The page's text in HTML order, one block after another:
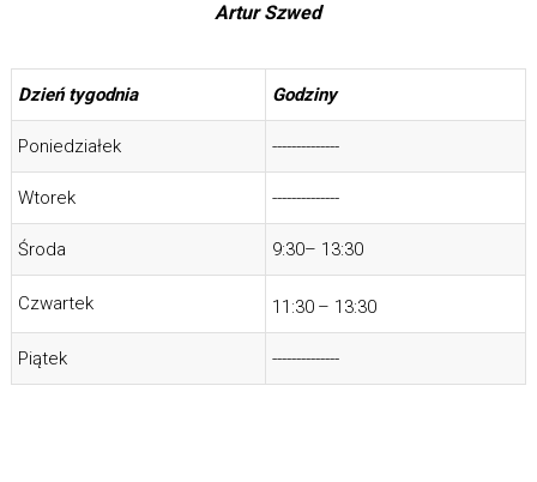
Artur Szwed
Dzień tygodnia Godziny
Poniedziałek --------------
Wtorek --------------
Środa 9:30– 13:30
Czwartek 11:30 – 13:30
Piątek --------------